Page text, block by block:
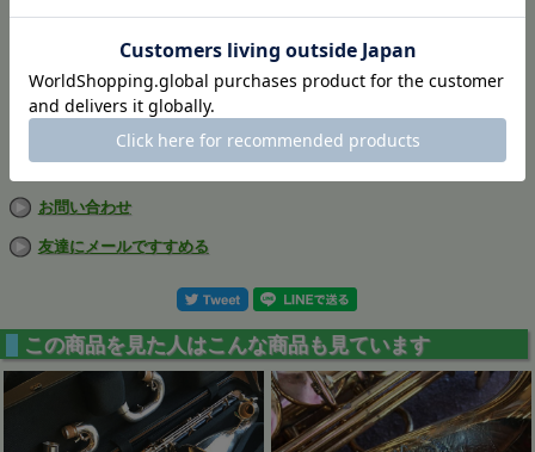
返品についての詳細はこちら
お問い合わせ
友達にメールですすめる
この商品を見た人はこんな商品も見ています